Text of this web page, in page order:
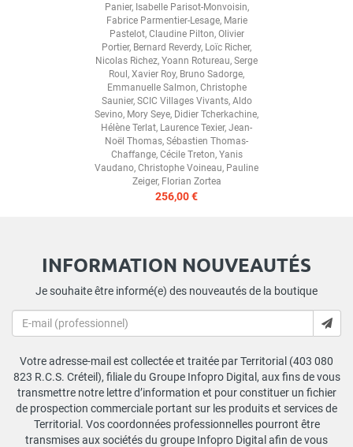
Panier, Isabelle Parisot-Monvoisin,
Fabrice Parmentier-Lesage, Marie
Pastelot, Claudine Pilton, Olivier
Portier, Bernard Reverdy, Loïc Richer,
Nicolas Richez, Yoann Rotureau, Serge
Roul, Xavier Roy, Bruno Sadorge,
Emmanuelle Salmon, Christophe
Saunier, SCIC Villages Vivants, Aldo
Sevino, Mory Seye, Didier Tcherkachine,
Hélène Terlat, Laurence Texier, Jean-
Noël Thomas, Sébastien Thomas-
Chaffange, Cécile Treton, Yanis
Vaudano, Christophe Voineau, Pauline
Zeiger, Florian Zortea
256,00 €
INFORMATION NOUVEAUTÉS
Je souhaite être informé(e) des nouveautés de la boutique
Votre adresse-mail est collectée et traitée par Territorial (403 080
823 R.C.S. Créteil), filiale du Groupe Infopro Digital, aux fins de vous
transmettre notre lettre d’information et pour constituer un fichier
de prospection commerciale portant sur les produits et services de
Territorial. Vos coordonnées professionnelles pourront être
transmises aux sociétés du groupe Infopro Digital afin de vous